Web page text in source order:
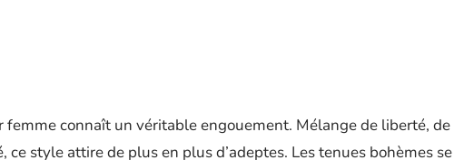
femme connaît un véritable engouement. Mélange de liberté, de
ce style attire de plus en plus d’adeptes. Les tenues bohèmes se